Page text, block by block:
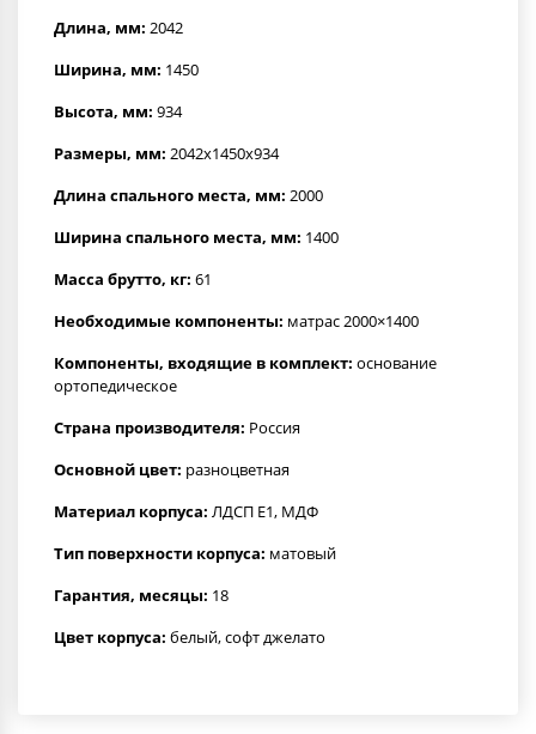
Длина, мм: 2042
Ширина, мм: 1450
Высота, мм: 934
Размеры, мм: 2042x1450x934
Длина спального места, мм: 2000
Ширина спального места, мм: 1400
Масса брутто, кг: 61
Необходимые компоненты: матрас 2000×1400
Компоненты, входящие в комплект: основание
ортопедическое
Страна производителя: Россия
Основной цвет: разноцветная
Материал корпуса: ЛДСП Е1, МДФ
Тип поверхности корпуса: матовый
Гарантия, месяцы: 18
Цвет корпуса: белый, софт джелато